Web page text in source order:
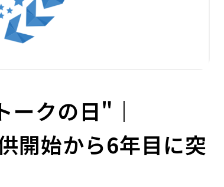
ークの日"｜
開始から6年目に突